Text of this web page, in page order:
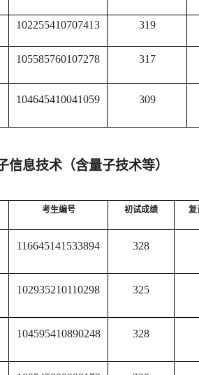
102255410707413 319
105585760107278 317
104645410041059 309
信息技术（含量子技术等）
考生编号 初试成绩 复
116645141533894 328
102935210110298 325
104595410890248 328